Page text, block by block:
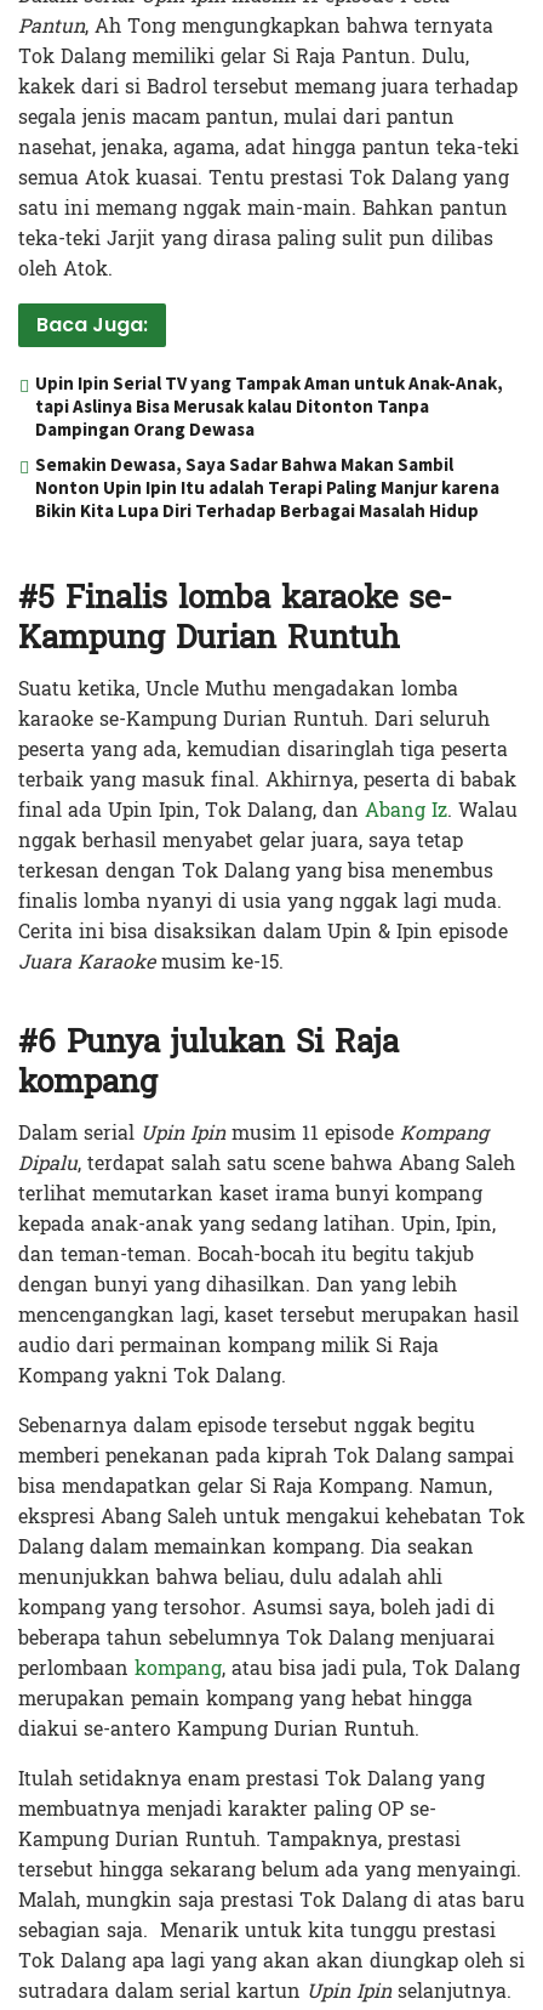
Pantun, Ah Tong mengungkapkan bahwa ternyata
Tok Dalang memiliki gelar Si Raja Pantun. Dulu,
kakek dari si Badrol tersebut memang juara terhadap
segala jenis macam pantun, mulai dari pantun
nasehat, jenaka, agama, adat hingga pantun teka-teki
semua Atok kuasai. Tentu prestasi Tok Dalang yang
satu ini memang nggak main-main. Bahkan pantun
teka-teki Jarjit yang dirasa paling sulit pun dilibas
oleh Atok.
Baca Juga:
Upin Ipin Serial TV yang Tampak Aman untuk Anak-Anak,
tapi Aslinya Bisa Merusak kalau Ditonton Tanpa
Dampingan Orang Dewasa
Semakin Dewasa, Saya Sadar Bahwa Makan Sambil
Nonton Upin Ipin Itu adalah Terapi Paling Manjur karena
Bikin Kita Lupa Diri Terhadap Berbagai Masalah Hidup
#5 Finalis lomba karaoke se-
Kampung Durian Runtuh
Suatu ketika, Uncle Muthu mengadakan lomba
karaoke se-Kampung Durian Runtuh. Dari seluruh
peserta yang ada, kemudian disaringlah tiga peserta
terbaik yang masuk final. Akhirnya, peserta di babak
final ada Upin Ipin, Tok Dalang, dan Abang Iz. Walau
nggak berhasil menyabet gelar juara, saya tetap
terkesan dengan Tok Dalang yang bisa menembus
finalis lomba nyanyi di usia yang nggak lagi muda.
Cerita ini bisa disaksikan dalam Upin & Ipin episode
Juara Karaokemusim ke-15.
#6 Punya julukan Si Raja
kompang
Dalam serial Upin Ipinmusim 11 episodeKompang
Dipalu, terdapat salah satu scene bahwa Abang Saleh
terlihat memutarkan kaset irama bunyi kompang
kepada anak-anak yang sedang latihan. Upin, Ipin,
dan teman-teman. Bocah-bocah itu begitu takjub
dengan bunyi yang dihasilkan. Dan yang lebih
mencengangkan lagi, kaset tersebut merupakan hasil
audio dari permainan kompang milik Si Raja
Kompang yakni Tok Dalang.
Sebenarnya dalam episode tersebut nggak begitu
memberi penekanan pada kiprah Tok Dalang sampai
bisa mendapatkan gelar Si Raja Kompang. Namun,
ekspresi Abang Saleh untuk mengakui kehebatan Tok
Dalang dalam memainkan kompang. Dia seakan
menunjukkan bahwa beliau, dulu adalah ahli
kompang yang tersohor. Asumsi saya, boleh jadi di
beberapa tahun sebelumnya Tok Dalang menjuarai
perlombaan kompang, atau bisa jadi pula, Tok Dalang
merupakan pemain kompang yang hebat hingga
diakui se-antero Kampung Durian Runtuh.
Itulah setidaknya enam prestasi Tok Dalang yang
membuatnya menjadi karakter paling OP se-
Kampung Durian Runtuh. Tampaknya, prestasi
tersebut hingga sekarang belum ada yang menyaingi.
Malah, mungkin saja prestasi Tok Dalang di atas baru
sebagian saja. Menarik untuk kita tunggu prestasi
Tok Dalang apa lagi yang akan akan diungkap oleh si
sutradara dalam serial kartun Upin Ipinselanjutnya.